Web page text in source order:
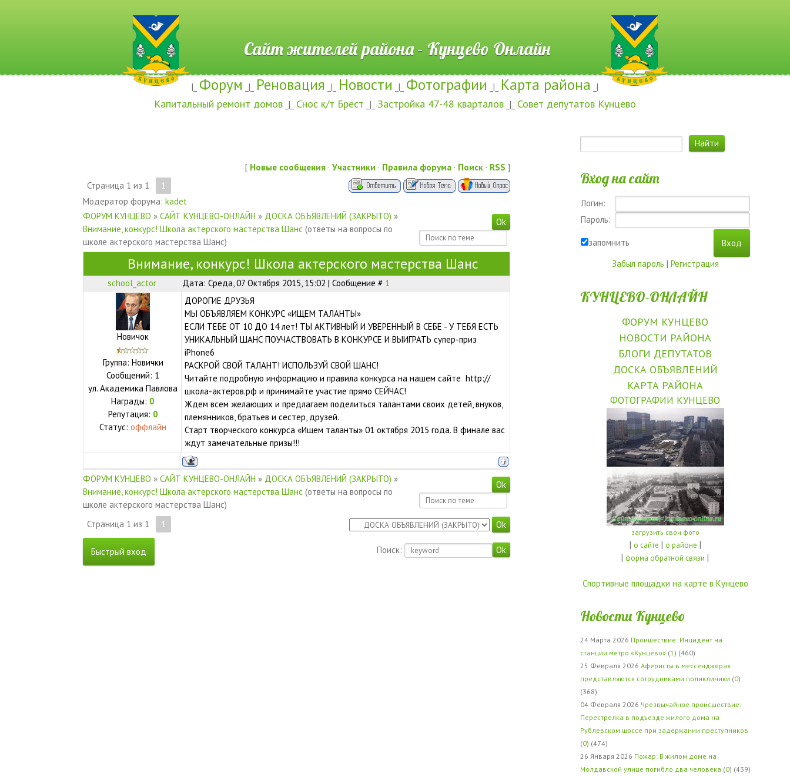
Сайт жителей района - Кунцево Онлайн
|_ Форум _|_ Реновация _|_ Новости _|_ Фотографии _|_ Карта района _|
Капитальный ремонт домов _|_ Снос к/т Брест _|_ Застройка 47-48 кварталов _|_ Совет депутатов Кунцево
[ Новые сообщения · Участники · Правила форума · Поиск · RSS ]
Страница 1 из 1
1
Модератор форума: kadet
ФОРУМ КУНЦЕВО » САЙТ КУНЦЕВО-ОНЛАЙН » ДОСКА ОБЪЯВЛЕНИЙ (ЗАКРЫТО) »
Внимание, конкурс! Школа актерского мастерства Шанс (ответы на вопросы по
школе актерского мастерства Шанс)
Внимание, конкурс! Школа актерского мастерства Шанс
school_actor Дата: Среда, 07 Октября 2015, 15:02 | Сообщение # 1
Новичок
Группа: Новички
Сообщений: 1
ул.Академика Павлова
Награды: 0
Репутация: 0
Статус:оффлайн
ДОРОГИЕ ДРУЗЬЯ
МЫ ОБЪЯВЛЯЕМ КОНКУРС «ИЩЕМ ТАЛАНТЫ»
ЕСЛИ ТЕБЕ ОТ 10 ДО 14 лет! ТЫ АКТИВНЫЙ И УВЕРЕННЫЙ В СЕБЕ - У ТЕБЯ ЕСТЬ
УНИКАЛЬНЫЙ ШАНС ПОУЧАСТВОВАТЬ В КОНКУРСЕ И ВЫИГРАТЬ супер-приз
iPhone6
РАСКРОЙ СВОЙ ТАЛАНТ! ИСПОЛЬЗУЙ СВОЙ ШАНС!
Читайте подробную информацию и правила конкурса на нашем сайте http://
школа-актеров.рф и принимайте участие прямо СЕЙЧАС!
Ждем всем желающих и предлагаем поделиться талантами своих детей, внуков,
племянников, братьев и сестер, друзей.
Старт творческого конкурса «Ищем таланты» 01 октября 2015 года. В финале вас
ждут замечательные призы!!!
ФОРУМ КУНЦЕВО » САЙТ КУНЦЕВО-ОНЛАЙН » ДОСКА ОБЪЯВЛЕНИЙ (ЗАКРЫТО) »
Внимание, конкурс! Школа актерского мастерства Шанс (ответы на вопросы по
школе актерского мастерства Шанс)
Страница 1 из 1 1
Поиск:
Вход на сайт
Логин:
Пароль:
запомнить
Забыл пароль | Регистрация
КУНЦЕВО-ОНЛАЙН
ФОРУМ КУНЦЕВО
НОВОСТИ РАЙОНА
БЛОГИ ДЕПУТАТОВ
ДОСКА ОБЪЯВЛЕНИЙ
КАРТА РАЙОНА
ФОТОГРАФИИ КУНЦЕВО
загрузить свои фото
| о сайте | о районе |
|форма обратной связи |
Спортивные площадки на карте в Кунцево
Новости Кунцево
24 Марта 2026 Проишествие: Инцидент на
станции метро «Кунцево» (1) (460)
25 Февраля 2026 Аферисты в мессенджерах
представляются сотрудниками поликлиники (0)
(368)
04 Февраля 2026 Чрезвычайное происшествие:
Перестрелка в подъезде жилого дома на
Рублевском шоссе при задержании преступников
(0) (474)
26 Января 2026 Пожар: В жилом доме на
Молдавской улице погибло два человека (0) (439)